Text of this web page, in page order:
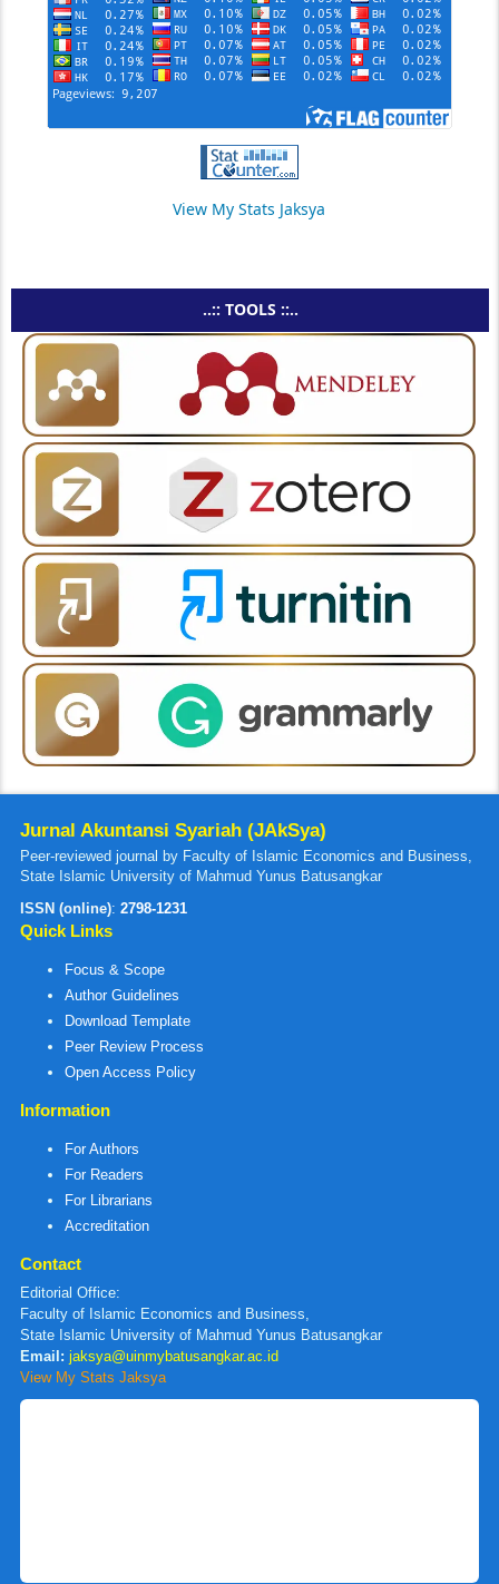
View My Stats Jaksya
..:: TOOLS ::..
Jurnal Akuntansi Syariah (JAkSya)
Peer-reviewed journal by Faculty of Islamic Economics and Business,
State Islamic University of Mahmud Yunus Batusangkar
ISSN (online): 2798-1231
Quick Links
Focus & Scope
Author Guidelines
Download Template
Peer Review Process
Open Access Policy
Information
For Authors
For Readers
For Librarians
Accreditation
Contact
Editorial Office:
Faculty of Islamic Economics and Business,
State Islamic University of Mahmud Yunus Batusangkar
Email: jaksya@uinmybatusangkar.ac.id
View My Stats Jaksya